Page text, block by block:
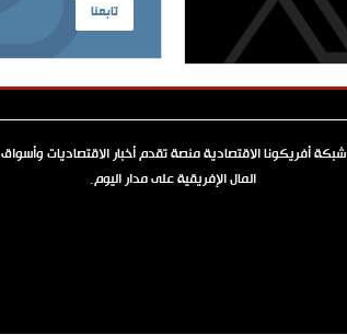
تابعنا
شبكة أفريكونا الاقتصادية منصة تقدم أخبار الاقتصاديات وأسواق
المال الإفريقية على مدار اليوم.